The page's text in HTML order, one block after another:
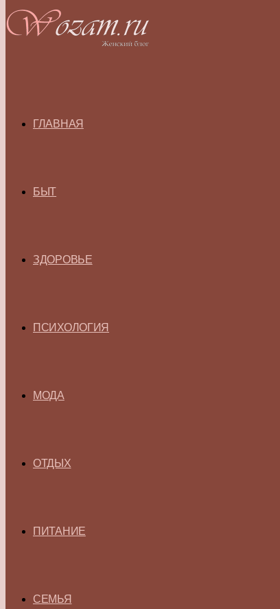
ГЛАВНАЯ
БЫТ
ЗДОРОВЬЕ
ПСИХОЛОГИЯ
МОДА
ОТДЫХ
ПИТАНИЕ
СЕМЬЯ